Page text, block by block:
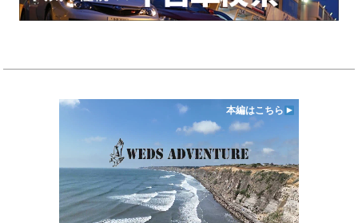
本編はこちら